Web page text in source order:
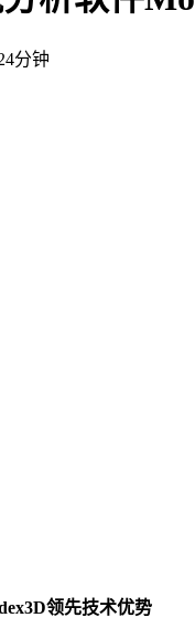
分钟
领先技术优势